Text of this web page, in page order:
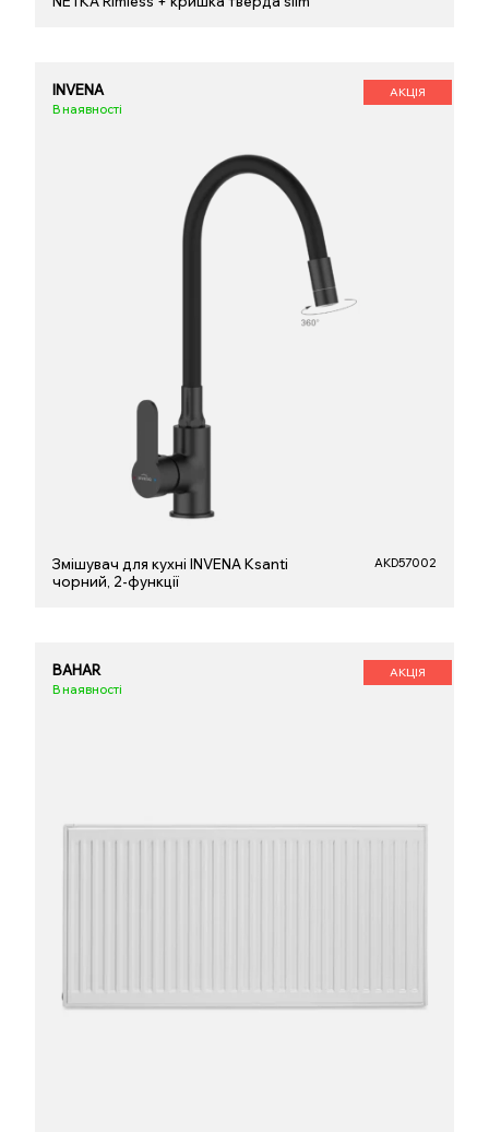
INVENA
В наявності
АКЦІЯ
Змішувач для кухні INVENA Ksanti
чорний, 2-функції
AKD57002
BAHAR
В наявності
АКЦІЯ